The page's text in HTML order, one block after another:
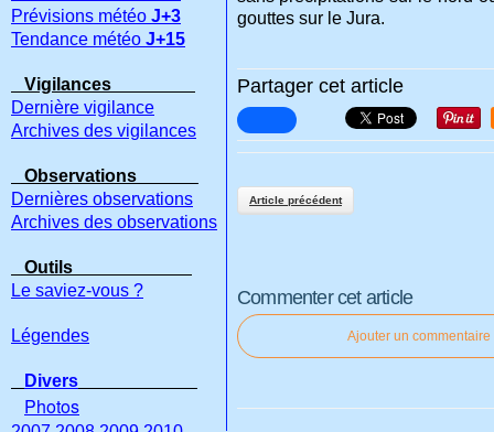
gouttes sur le Jura.
Partager cet article
Article précédent
Commenter cet article
Ajouter un commentaire
Prévisions météo J+3
Tendance météo J+15
Vigilances
Dernière vigilance
Archives des vigilances
Observations
Dernières observations
Archives des observations
Outils
Le saviez-vous ?
Légendes
Divers
Photos